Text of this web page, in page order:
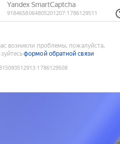
возникли проблемы, пожалуйста,
формой обратной связи
:1786129508